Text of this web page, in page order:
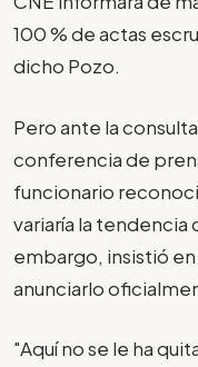
100 % de actas
dicho Pozo.
Pero ante la
conferencia de
funcionario
variaría la tendencia
embargo, insistió
anunciarlo
"Aquí no se le ha